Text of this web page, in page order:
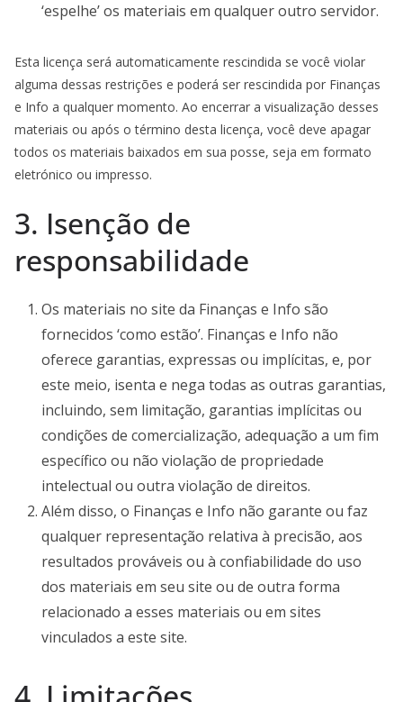
‘espelhe’ os materiais em qualquer outro servidor.
Esta licença será automaticamente rescindida se você violar
alguma dessas restrições e poderá ser rescindida por Finanças
e Info a qualquer momento. Ao encerrar a visualização desses
materiais ou após o término desta licença, você deve apagar
todos os materiais baixados em sua posse, seja em formato
eletrónico ou impresso.
3. Isenção de
responsabilidade
Os materiais no site da Finanças e Info são
fornecidos ‘como estão’. Finanças e Info não
oferece garantias, expressas ou implícitas, e, por
este meio, isenta e nega todas as outras garantias,
incluindo, sem limitação, garantias implícitas ou
condições de comercialização, adequação a um fim
específico ou não violação de propriedade
intelectual ou outra violação de direitos.
Além disso, o Finanças e Info não garante ou faz
qualquer representação relativa à precisão, aos
resultados prováveis ​​ou à confiabilidade do uso
dos materiais em seu site ou de outra forma
relacionado a esses materiais ou em sites
vinculados a este site.